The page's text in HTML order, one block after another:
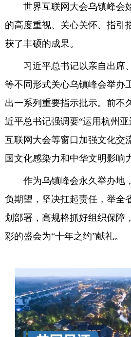
世界互联网大会乌镇峰会
的高度重视、关心关怀、指引
获了丰硕的成果。
习近平总书记以亲自出席
等不同形式关心乌镇峰会举办
出一系列重要指示批示。前不
近平总书记强调要“运用杭州
互联网大会等窗口加强文化交
国文化感染力和中华文明影响力
作为乌镇峰会永久举办地
负期望，坚决扛起责任，举全
划部署，高规格抓好组织保障
彩的盛会为“十年之约”献礼。